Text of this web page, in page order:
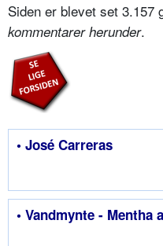
Siden er blevet set 3.157
kommentarer herunder.
• José Carreras
• Vandmynte - Mentha